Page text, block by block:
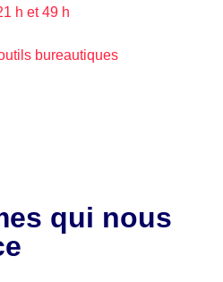
h et 49 h
bureautiques
qui nous